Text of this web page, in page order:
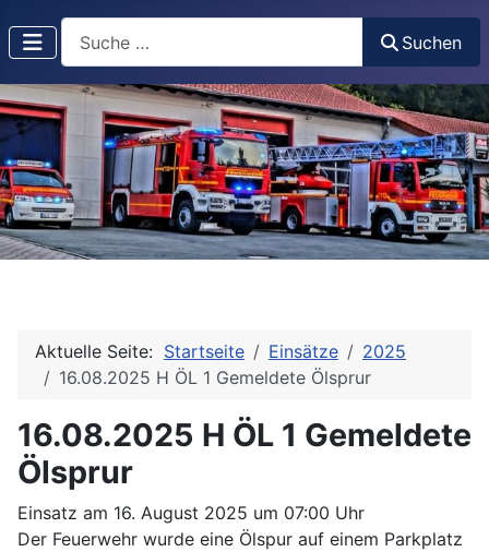
Suchen
Aktuelle Seite: Startseite Einsätze
2025
16.08.2025 H ÖL 1 Gemeldete Ölsprur
16.08.2025 H ÖL 1 Gemeldete
Ölsprur
Einsatz am 16. August 2025 um 07:00 Uhr
Der Feuerwehr wurde eine Ölspur auf einem Parkplatz